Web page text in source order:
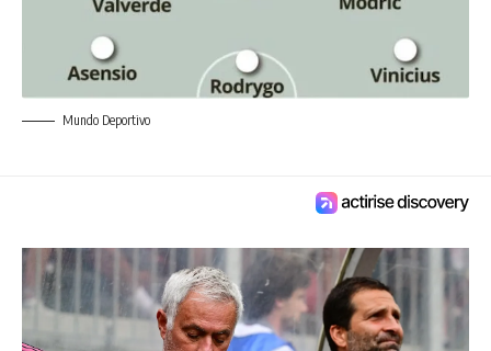
Mundo Deportivo